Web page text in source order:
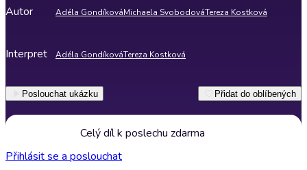
Autor Adéla GondíkováMichaela SvobodováTereza Kostková
Interpret Adéla GondíkováTereza Kostková
Poslouchat ukázku Přidat do oblíbených
Celý díl k poslechu zdarma
Přihlásit se a poslouchat